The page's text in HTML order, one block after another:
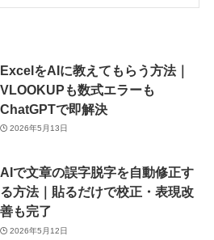
ExcelをAIに教えてもらう方法｜
VLOOKUPも数式エラーも
ChatGPTで即解決
2026年5月13日
AIで文章の誤字脱字を自動修正す
る方法｜貼るだけで校正・表現改
善も完了
2026年5月12日